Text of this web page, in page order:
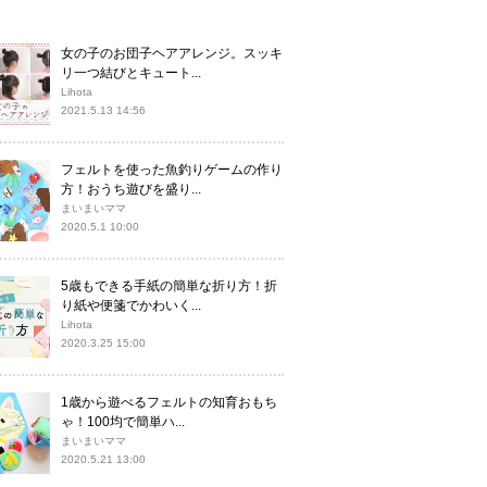
女の子のお団子ヘアアレンジ。スッキ
リ一つ結びとキュート...
Lihota
2021.5.13 14:56
フェルトを使った魚釣りゲームの作り
方！おうち遊びを盛り...
まいまいママ
2020.5.1 10:00
5歳もできる手紙の簡単な折り方！折
り紙や便箋でかわいく...
Lihota
2020.3.25 15:00
1歳から遊べるフェルトの知育おもち
ゃ！100均で簡単ハ...
まいまいママ
2020.5.21 13:00